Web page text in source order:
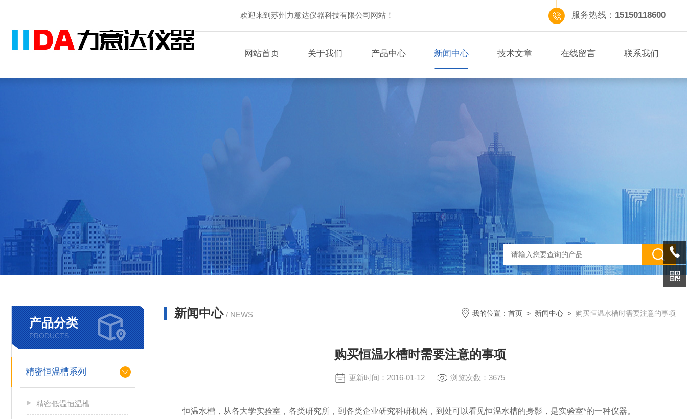
欢迎来到苏州力意达仪器科技有限公司网站！ 服务热线： 15150118600
网站首页 关于我们 产品中心 新闻中心 技术文章 在线留言 联系我们
产品分类
PRODUCTS
精密恒温槽系列
精密低温恒温槽
新闻中心 / NEWS 我的位置： 首页 > 新闻中心 > 购买恒温水槽时需要注意的事项
购买恒温水槽时需要注意的事项
更新时间：2016-01-12 浏览次数：3675
恒温水槽，从各大学实验室，各类研究所，到各类企业研究科研机构，到处可以看见恒温水槽的身影，是实验室*的一种仪器。